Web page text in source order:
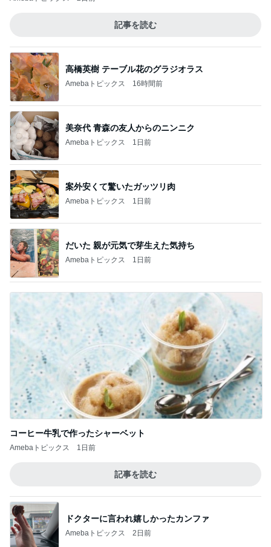
記事を読む
高橋英樹 テーブル花のグラジオラス
Amebaトピックス 16時間前
美奈代 青森の友人からのニンニク
Amebaトピックス 1日前
案外安くて驚いたガッツリ肉
Amebaトピックス 1日前
だいた 親が元気で芽生えた気持ち
Amebaトピックス 1日前
コーヒー牛乳で作ったシャーベット
Amebaトピックス 1日前
記事を読む
ドクターに言われ嬉しかったカンファ
Amebaトピックス 2日前